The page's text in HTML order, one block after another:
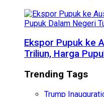
Ekspor Pupuk ke
Triliun, Harga
Trending Tags
Trump